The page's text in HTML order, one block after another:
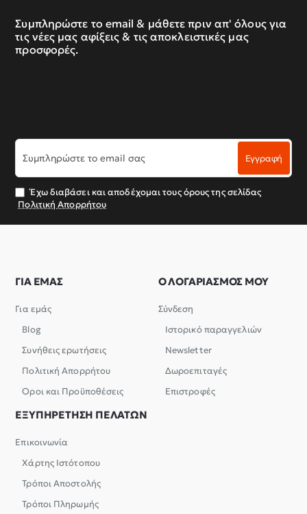
Συμπληρώστε το email & μάθετε πριν απ' όλους για
τις νέες μας αφίξεις & τις αποκλειστικές μας
προσφορές.
Συμπληρώστε
το
email
σας
Εγγραφή
Έχω διαβάσει και αποδέχομαι τους όρους της σελίδας
Πολιτική Απορρήτου
ΓΙΑ ΕΜΑΣ
Για εμάς
Blog
Συνήθεις ερωτήσεις
Πολιτική Απορρήτου
Όροι και Προϋποθέσεις
Ο ΛΟΓΑΡΙΑΣΜΟΣ ΜΟΥ
Σύνδεση
Ιστορικό παραγγελιών
Newsletter
Δωροεπιταγές
Επιστροφές
ΕΞΥΠΗΡΕΤΗΣΗ ΠΕΛΑΤΩΝ
Επικοινωνία
Χάρτης Ιστότοπου
Τρόποι Αποστολής
Τρόποι Πληρωμής